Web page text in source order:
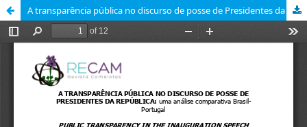
A transparência pública no discurso de posse de Presidentes da República: uma análise comparativa Brasil-Portugal